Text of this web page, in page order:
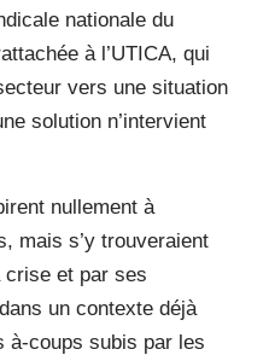
nationale du
à l’UTICA, qui
vers une situation
solution n’intervient
nullement à
mais s’y trouveraient
crise et par ses
un contexte déjà
à-coups subis par les